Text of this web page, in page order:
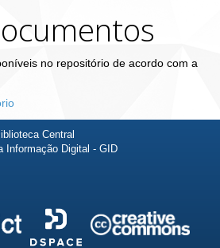
no repositório de acordo com a
Central
Informação Digital - GID